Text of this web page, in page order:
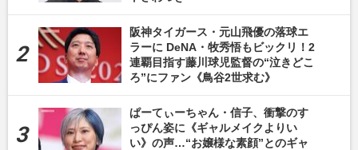
阪神タイガース・元山飛優の落球エ
ラーに DeNA・牧秀悟もビックリ！2
連覇目指す藤川球児監督の“泣きどこ
ろ”にファン《鳥谷2世求む》
ぱーてぃーちゃん・信子、衝撃のす
っぴん姿に《ギャルメイクよりい
い》の声…“お嬢様な素顔”とのギャ